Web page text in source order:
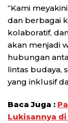
“Kami
dan berbagai
kolaboratif,
akan menjadi
hubungan
lintas budaya,
yang inklusif
Baca Juga :
Lukisannya di